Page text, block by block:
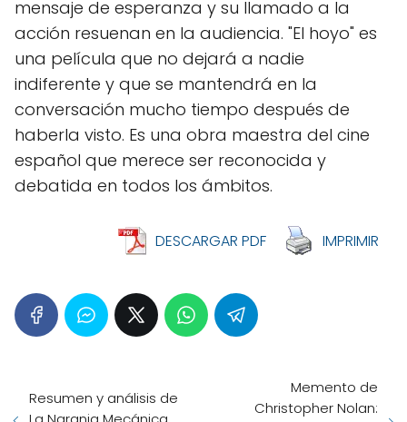
mensaje de esperanza y su llamado a la
acción resuenan en la audiencia. "El hoyo" es
una película que no dejará a nadie
indiferente y que se mantendrá en la
conversación mucho tiempo después de
haberla visto. Es una obra maestra del cine
español que merece ser reconocida y
debatida en todos los ámbitos.
DESCARGAR PDF IMPRIMIR
Resumen y análisis de
Memento de
Christopher Nolan: